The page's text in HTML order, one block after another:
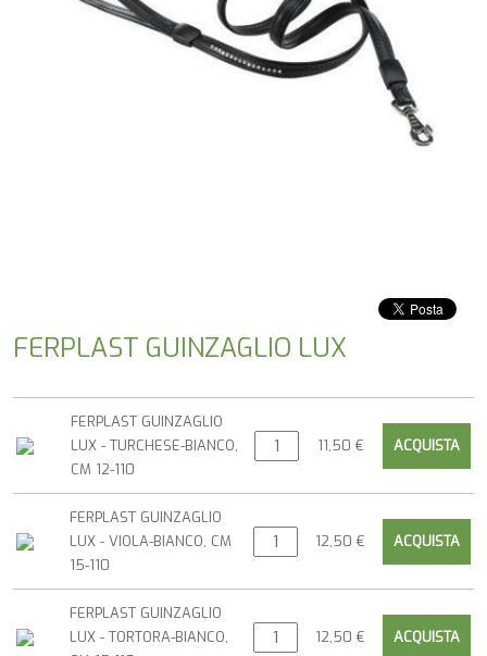
FERPLAST GUINZAGLIO LUX
FERPLAST GUINZAGLIO
LUX - TURCHESE-BIANCO,
CM 12-110
11,50 €
FERPLAST GUINZAGLIO
LUX - VIOLA-BIANCO, CM
15-110
12,50 €
FERPLAST GUINZAGLIO
LUX - TORTORA-BIANCO,
12,50 €